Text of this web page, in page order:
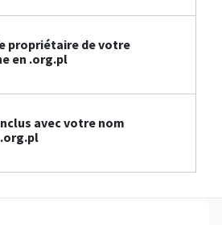
propriétaire de votre
en .org.pl
avec votre nom